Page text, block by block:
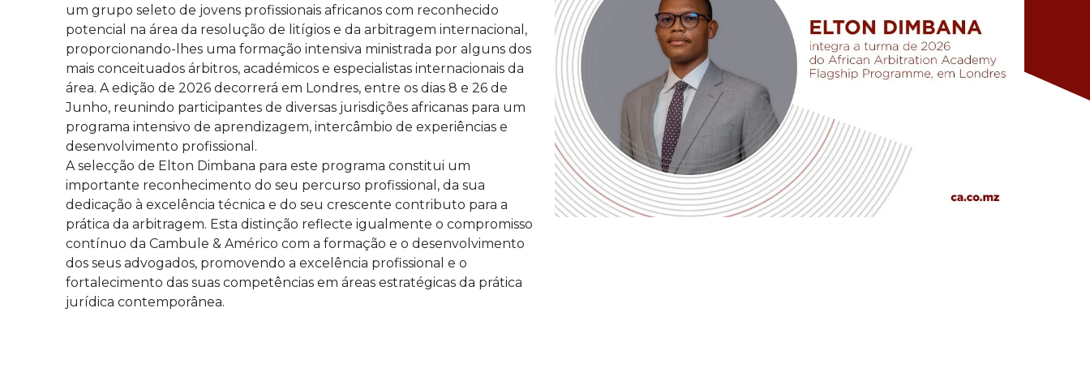
um grupo seleto de jovens profissionais africanos com reconhecido
potencial na área da resolução de litígios e da arbitragem internacional,
proporcionando-lhes uma formação intensiva ministrada por alguns dos
mais conceituados árbitros, académicos e especialistas internacionais da
área. A edição de 2026 decorrerá em Londres, entre os dias 8 e 26 de
Junho, reunindo participantes de diversas jurisdições africanas para um
programa intensivo de aprendizagem, intercâmbio de experiências e
desenvolvimento profissional.
A selecção de Elton Dimbana para este programa constitui um
importante reconhecimento do seu percurso profissional, da sua
dedicação à excelência técnica e do seu crescente contributo para a
prática da arbitragem. Esta distinção reflecte igualmente o compromisso
contínuo da Cambule & Américo com a formação e o desenvolvimento
dos seus advogados, promovendo a excelência profissional e o
fortalecimento das suas competências em áreas estratégicas da prática
jurídica contemporânea.